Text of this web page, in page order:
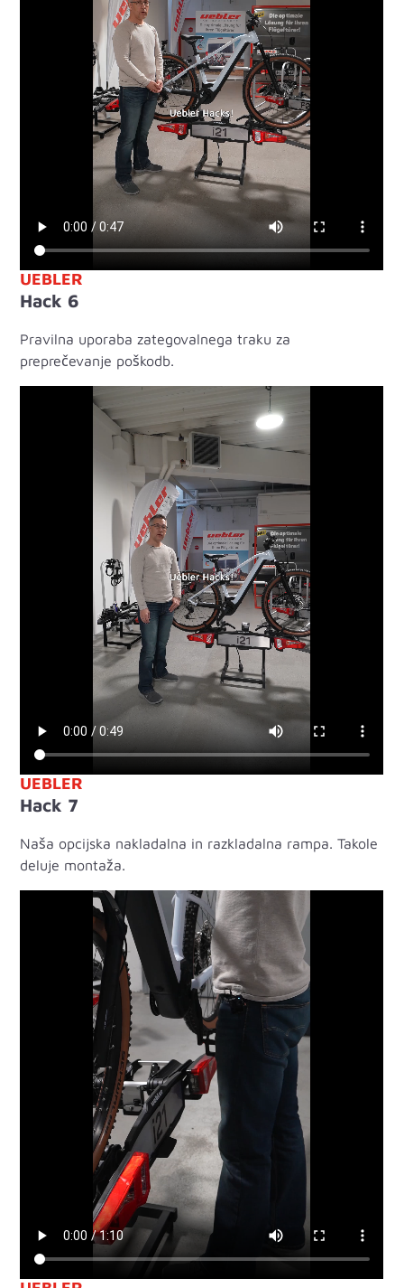
UEBLER
Hack 6
Pravilna uporaba zategovalnega traku za
preprečevanje poškodb.
UEBLER
Hack 7
Naša opcijska nakladalna in razkladalna rampa. Takole
deluje montaža.